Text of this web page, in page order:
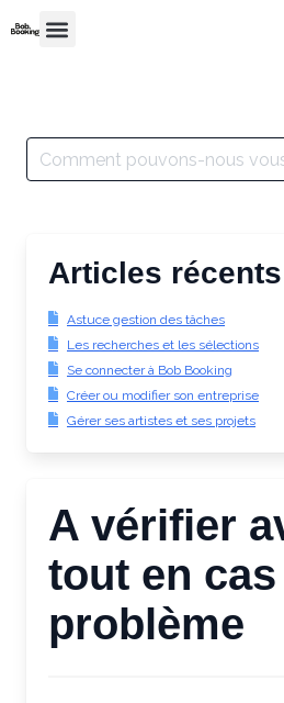
Articles récents
Astuce gestion des tâches
Les recherches et les sélections
Se connecter à Bob Booking
Créer ou modifier son entreprise
Gérer ses artistes et ses projets
A vérifier
tout en cas
problème